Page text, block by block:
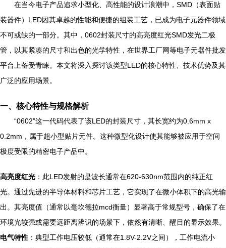
在当今电子产品追求小型化、高性能的设计浪潮中，SMD（表面贴
装器件）LED因其卓越的性能和便捷的组装工艺，已成为电子元器件领域
不可或缺的一部分。其中，0602封装尺寸的高亮度红光SMD发光二极
管，以其紧凑的尺寸和出色的光学特性，在世界工厂网等电子元器件批发
平台上备受青睐。本文将深入探讨该类型LED的核心特性、技术优势及其
广泛的应用场景。
一、核心特性与规格解析
“0602”这一代码代表了该LED的封装尺寸，其长宽约为0.6mm x
0.2mm，属于超小型贴片元件。这种微型化设计使其能够被应用于空间
极度受限的精密电子产品中。
高亮度红光 ：此LED发射的是波长通常在620-630nm范围内的纯正红
光。通过先进的半导体材料和芯片工艺，它实现了在微小体积下的高光输
出。其亮度值（通常以毫坎德拉mcd衡量）显著高于常规型号，确保了在
环境光较强或需要远距离辨识的场景下，依然有清晰、醒目的显示效果。
电气特性 ：典型工作电压较低（通常在1.8V-2.2V之间），工作电流小